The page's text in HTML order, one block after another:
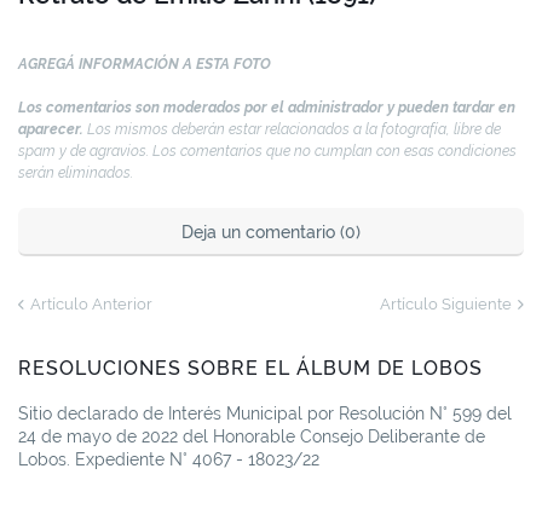
AGREGÁ INFORMACIÓN A ESTA FOTO
Los comentarios son moderados por el administrador y pueden tardar en
aparecer. Los mismos deberán estar relacionados a la fotografía, libre de
spam y de agravios. Los comentarios que no cumplan con esas condiciones
serán eliminados.
Deja un comentario (0)
Artículo Anterior Artículo Siguiente
RESOLUCIONES SOBRE EL ÁLBUM DE LOBOS
Sitio declarado de Interés Municipal por Resolución N° 599 del
24 de mayo de 2022 del Honorable Consejo Deliberante de
Lobos. Expediente N° 4067 - 18023/22